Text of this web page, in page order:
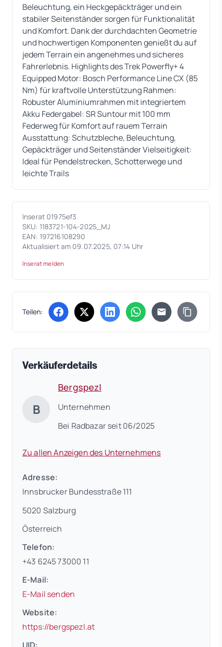
Beleuchtung, ein Heckgepäckträger und ein
stabiler Seitenständer sorgen für Funktionalität
und Komfort. Dank der durchdachten Geometrie
und hochwertigen Komponenten genießt du auf
jedem Terrain ein angenehmes und sicheres
Fahrerlebnis. Highlights des Trek Powerfly+ 4
Equipped Motor: Bosch Performance Line CX (85
Nm) für kraftvolle Unterstützung Rahmen:
Robuster Aluminiumrahmen mit integriertem
Akku Federgabel: SR Suntour mit 100 mm
Federweg für Komfort auf rauem Terrain
Ausstattung: Schutzbleche, Beleuchtung,
Gepäckträger und Seitenständer Vielseitigkeit:
Ideal für Pendelstrecken, Schotterwege und
leichte Trails
Inserat 01975ef3
SKU: 1183721-104-2025_MJ
EAN: 197216108290
Aktualisiert am 09.07.2025, 07:14 Uhr
Inserat melden
Teilen: (öffnet in neuem Tab)
(öffnet in neuem Tab)
(öffnet in neuem Tab)
(öffnet in neuem Tab)
Verkäuferdetails
B
Bergspezl
Unternehmen
Bei Radbazar seit 06/2025
Zu allen Anzeigen des Unternehmens
Adresse:
Innsbrucker Bundesstraße 111
5020 Salzburg
Österreich
Telefon:
+43 6245 73000 11
E-Mail:
E-Mail senden
Website:
https://bergspezl.at(öffnet in neuem Tab)
UID: